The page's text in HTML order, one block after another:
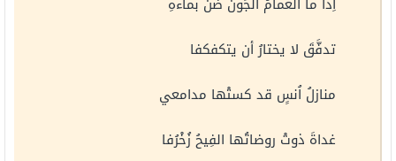
تدفَّقَ لا يختارُ أن يتكفكفا
منازلُ اُنسٍ قد كستْها مدامعي
غداةَ ذوتْ روضاتُها الفِيحُ زُخْرُفا